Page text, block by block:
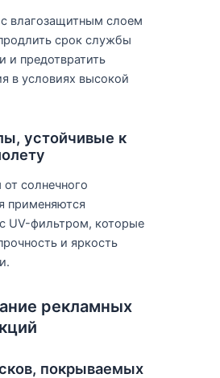
влагозащитным слоем
срок службы
и предотвратить
в условиях высокой
устойчивые к
солнечного
применяются
UV-фильтром, которые
и яркость
рекламных
покрываемых